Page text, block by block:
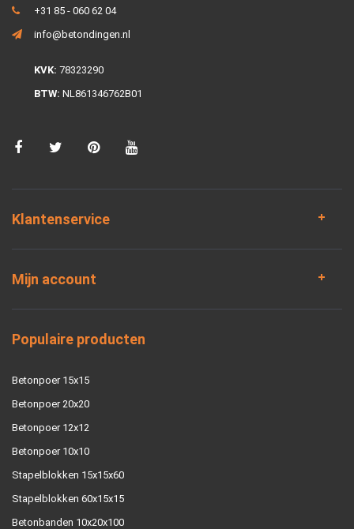
+31 85 - 060 62 04
info@betondingen.nl
KVK: 78323290
BTW: NL861346762B01
Klantenservice
Mijn account
Populaire producten
Betonpoer 15x15
Betonpoer 20x20
Betonpoer 12x12
Betonpoer 10x10
Stapelblokken 15x15x60
Stapelblokken 60x15x15
Betonbanden 10x20x100